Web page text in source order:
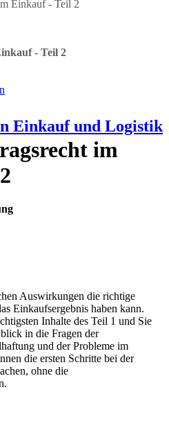
Einkauf - Teil 2
- Teil 2
Einkauf und Logistik
im
Auswirkungen die richtige
Einkaufsergebnis haben kann.
Inhalte des Teil 1 und Sie
in die Fragen der
und der Probleme im
die ersten Schritte bei der
ohne die